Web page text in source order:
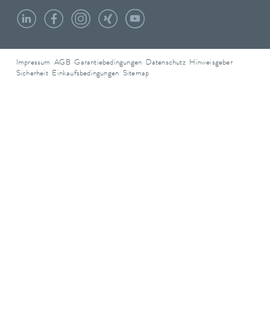
Impressum AGB Garantiebedingungen Datenschutz Hinweisgeber
Sicherheit Einkaufsbedingungen Sitemap